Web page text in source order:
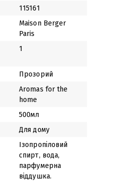
115161
Maison Berger
Paris
1
Прозорий
Aromas for the
home
500мл
Для дому
Ізопропіловий
спирт, вода,
парфумерна
віддушка.